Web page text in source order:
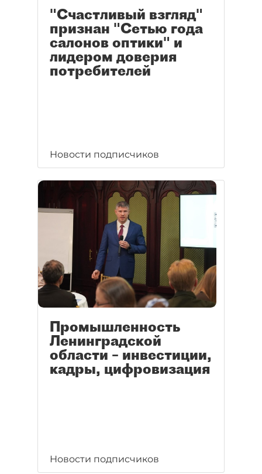
"Счастливый взгляд"
признан "Сетью года
салонов оптики" и
лидером доверия
потребителей
Новости подписчиков
Промышленность
Ленинградской
области – инвестиции,
кадры, цифровизация
Новости подписчиков